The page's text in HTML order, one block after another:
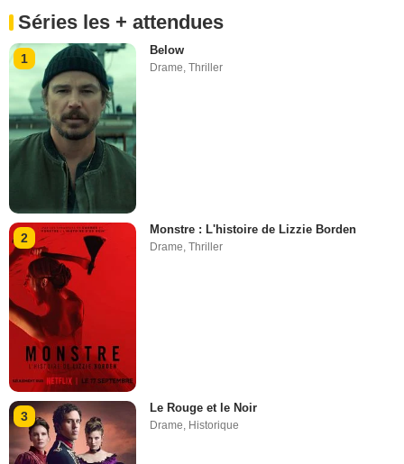
Séries les + attendues
1
Below
Drame,Thriller
2
Monstre : L'histoire de Lizzie Borden
Drame ,Thriller
3
Le Rouge et le Noir
Drame, Historique